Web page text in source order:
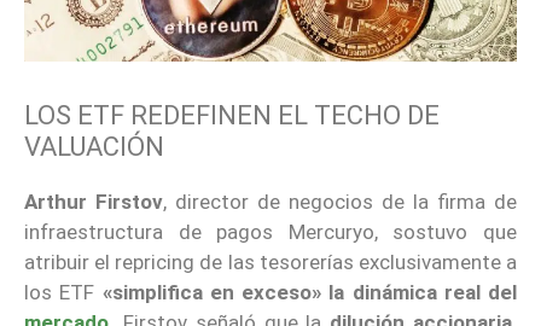
LOS ETF REDEFINEN EL TECHO DE
VALUACIÓN
Arthur Firstov, director de negocios de la firma de
infraestructura de pagos Mercuryo, sostuvo que
atribuir el repricing de las tesorerías exclusivamente a
los ETF «simplifica en exceso» la dinámica real del